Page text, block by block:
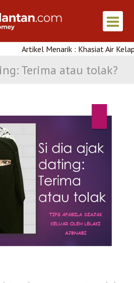
Menarik : Khasiat Air Kelapa Muda
Terima atau tolak?